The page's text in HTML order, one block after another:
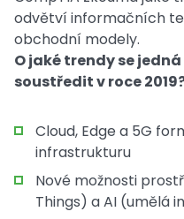
odvětví informačních
obchodní modely.
O jaké trendy se
soustředit v roce
Cloud, Edge a 5G
infrastrukturu
Nové možnosti
Things) a AI (umělá